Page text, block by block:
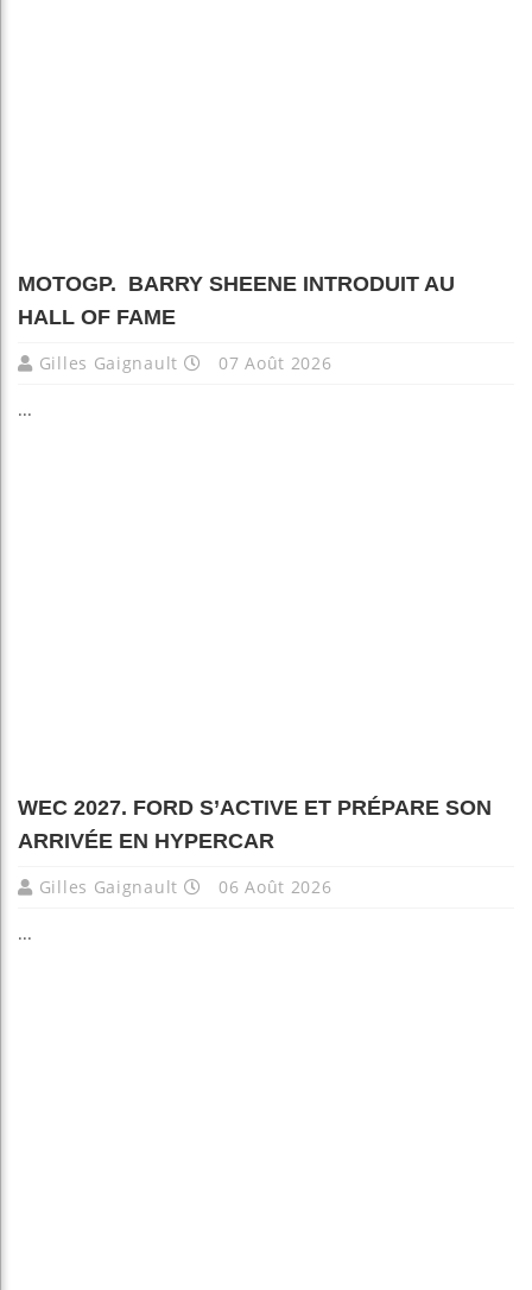
MOTOGP. BARRY SHEENE INTRODUIT AU
HALL OF FAME
Gilles Gaignault 07 Août 2026
...
WEC 2027. FORD S’ACTIVE ET PRÉPARE SON
ARRIVÉE EN HYPERCAR
Gilles Gaignault 06 Août 2026
...